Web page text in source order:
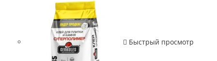
Быстрый просмотр